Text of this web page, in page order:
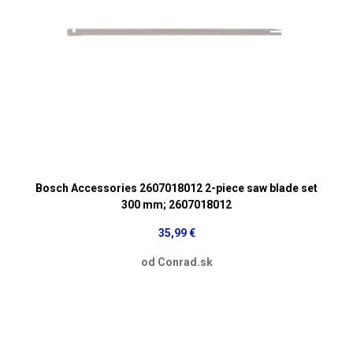
Bosch Accessories 2607018012 2-piece saw blade set
300 mm; 2607018012
35,99 €
od Conrad.sk